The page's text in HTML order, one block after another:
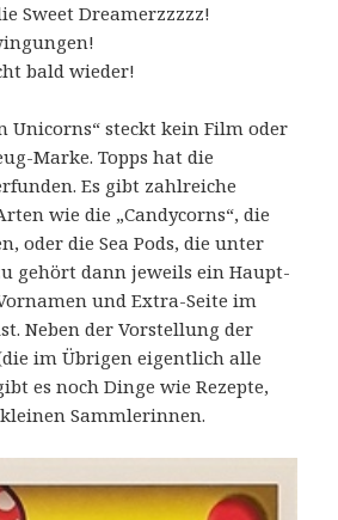
Sweet Dreamerzzzzz!
bald wieder!
Unicorns“ steckt kein Film oder
Marke. Topps hat die
Es gibt zahlreiche
wie die „Candycorns“, die
oder die Sea Pods, die unter
gehört dann jeweils ein Haupt-
und Extra-Seite im
Neben der Vorstellung der
im Übrigen eigentlich alle
es noch Dinge wie Rezepte,
Sammlerinnen.